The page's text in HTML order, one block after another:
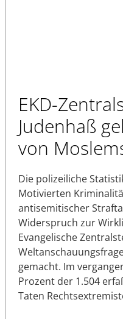
EKD-
Judenhaß
von
Die polizeiliche
Motivierten
antisemitischer
Widerspruch zur
Evangelische
gemacht. Im
Prozent der 1.504
Taten